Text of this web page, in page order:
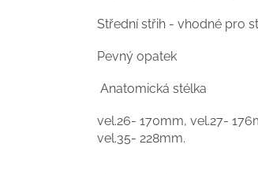
Střední střih - vhodné pro
Pevný opatek
Anatomická stélka
vel.26- 170mm, vel.27-
vel.35- 228mm.